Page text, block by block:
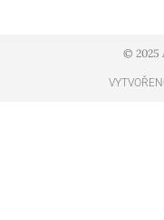
© 2025